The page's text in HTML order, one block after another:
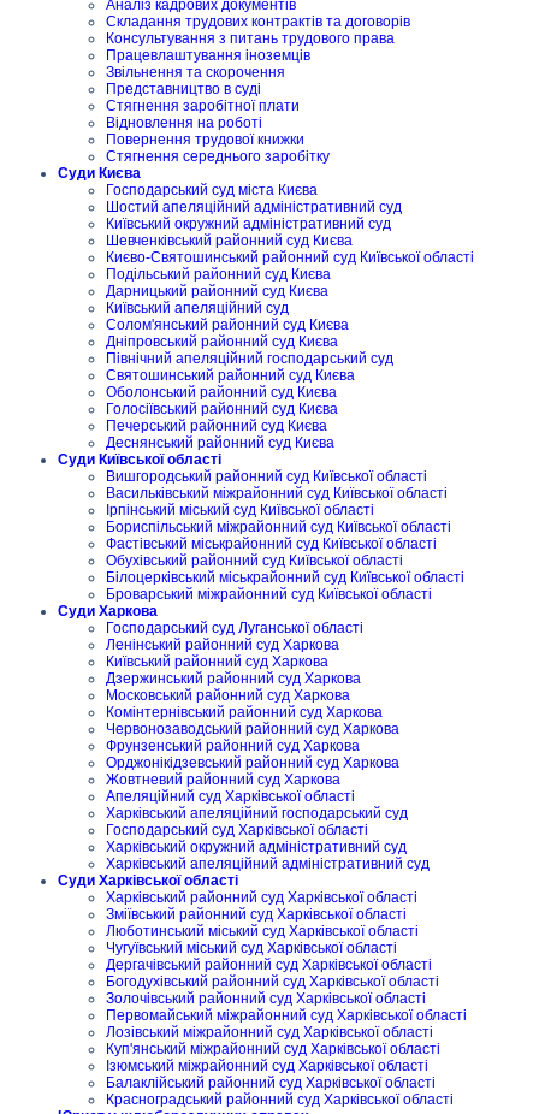
Аналіз кадрових документів
Складання трудових контрактів та договорів
Консультування з питань трудового права
Працевлаштування іноземців
Звільнення та скорочення
Представництво в суді
Стягнення заробітної плати
Відновлення на роботі
Повернення трудової книжки
Стягнення середнього заробітку
Суди Києва
Господарський суд міста Києва
Шостий апеляційний адміністративний суд
Київський окружний адміністративний суд
Шевченківський районний суд Києва
Києво-Святошинський районний суд Київської області
Подільський районний суд Києва
Дарницький районний суд Києва
Київський апеляційний суд
Солом'янський районний суд Києва
Дніпровський районний суд Києва
Північний апеляційний господарський суд
Святошинський районний суд Києва
Оболонський районний суд Києва
Голосіївський районний суд Києва
Печерський районний суд Києва
Деснянський районний суд Києва
Суди Київської області
Вишгородський районний суд Київської області
Васильківський міжрайонний суд Київської області
Ірпінський міський суд Київської області
Бориспільський міжрайонний суд Київської області
Фастівський міськрайонний суд Київської області
Обухівський районний суд Київської області
Білоцерківський міськрайонний суд Київської області
Броварський міжрайонний суд Київської області
Суди Харкова
Господарський суд Луганської області
Ленінський районний суд Харкова
Київський районний суд Харкова
Дзержинський районний суд Харкова
Московський районний суд Харкова
Комінтернівський районний суд Харкова
Червонозаводський районний суд Харкова
Фрунзенський районний суд Харкова
Орджонікідзевський районний суд Харкова
Жовтневий районний суд Харкова
Апеляційний суд Харківської області
Харківський апеляційний господарський суд
Господарський суд Харківської області
Харківський окружний адміністративний суд
Харківський апеляційний адміністративний суд
Суди Харківської області
Харківський районний суд Харківської області
Зміївський районний суд Харківської області
Люботинський міський суд Харківської області
Чугуївський міський суд Харківської області
Дергачівський районний суд Харківської області
Богодухівський районний суд Харківської області
Золочівський районний суд Харківської області
Первомайський міжрайонний суд Харківської області
Лозівський міжрайонний суд Харківської області
Куп'янський міжрайонний суд Харківської області
Ізюмський міжрайонний суд Харківської області
Балаклійський районний суд Харківської області
Красноградський районний суд Харківської області